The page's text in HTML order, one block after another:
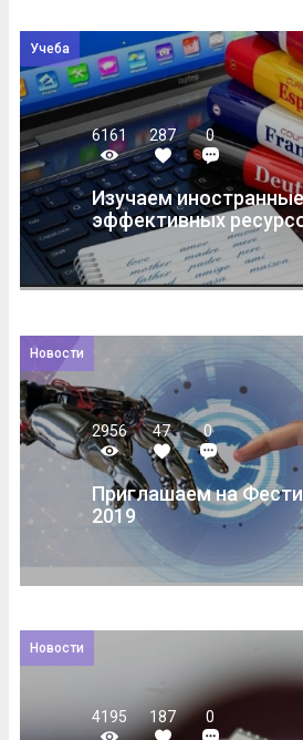
Учеба
6161 287 0
Изучаем
эффективных
Новости
2956 47 0
Приглашаем на
2019
Новости
4195 187 0